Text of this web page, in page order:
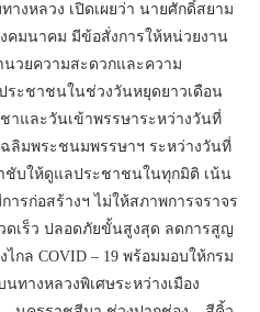
างหลวง เปิดเผยว่า นายศักดิ์สยาม
คมนาคม มีข้อสั่งการให้หน่วยงาน
นวยความสะดวกและความ
ระชาชนในช่วงวันหยุดยาวเดือน
าและวันเข้าพรรษาระหว่างวันที่
ฉลิมพระชนมพรรษาฯ ระหว่างวันที่
ชับให้ดูแลประชาชนในทุกมิติ เน้น
รก่อสร้างฯ ไม่ให้สภาพการจราจร
ดเร็ว ปลอดภัยขั้นสูงสุด ลดการสูญ
กล COVID – 19 พร้อมมอบให้กรม
ทางหลวงพิเศษระหว่างเมือง